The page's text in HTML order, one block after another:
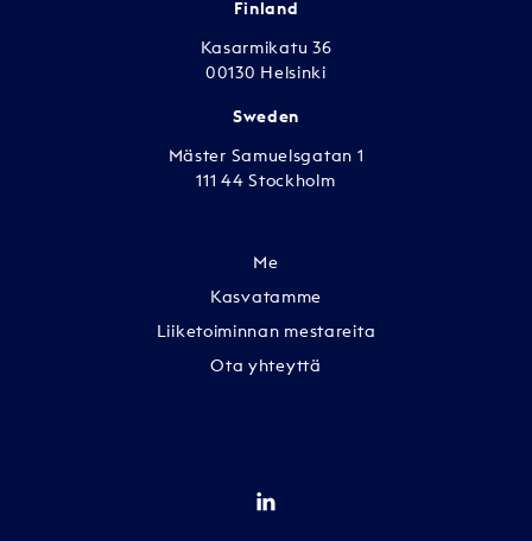
Finland
Kasarmikatu 36
00130 Helsinki
Sweden
Mäster Samuelsgatan 1
111 44 Stockholm
Me
Kasvatamme
Liiketoiminnan mestareita
Ota yhteyttä